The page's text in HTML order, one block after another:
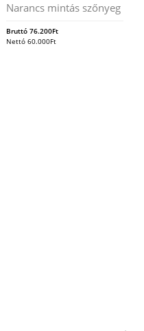
Narancs mintás szőnyeg
Bruttó76.200Ft
Nettó60.000Ft